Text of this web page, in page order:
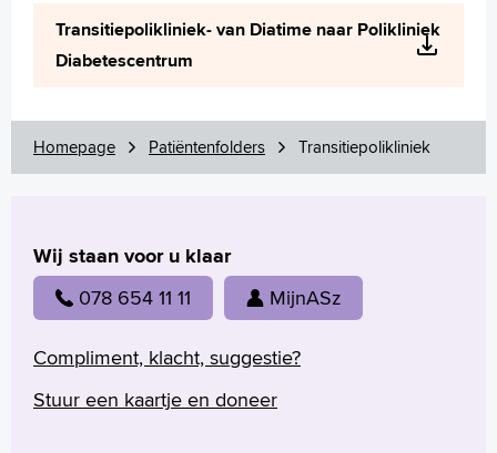
Zoeken
Polski
Türkçe
Arabisch
Transitiepolikliniek- van Diatime naar Polikliniek
Diabetescentrum
Homepage Patiëntenfolders Transitiepolikliniek
Wij staan voor u klaar
078 654 11 11 MijnASz
Compliment, klacht, suggestie?
Stuur een kaartje en doneer